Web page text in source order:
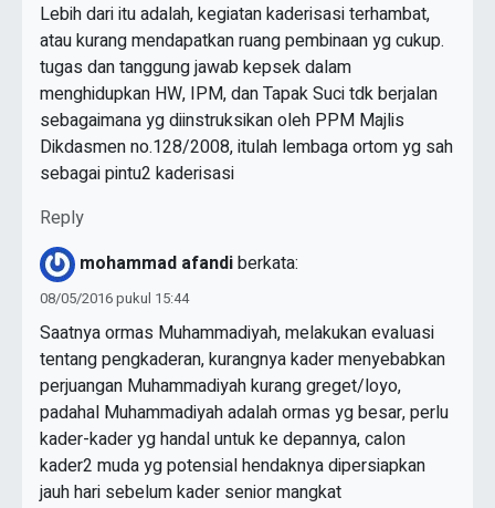
Lebih dari itu adalah, kegiatan kaderisasi terhambat,
atau kurang mendapatkan ruang pembinaan yg cukup.
tugas dan tanggung jawab kepsek dalam
menghidupkan HW, IPM, dan Tapak Suci tdk berjalan
sebagaimana yg diinstruksikan oleh PPM Majlis
Dikdasmen no.128/2008, itulah lembaga ortom yg sah
sebagai pintu2 kaderisasi
Reply
mohammad afandiberkata:
08/05/2016 pukul 15:44
Saatnya ormas Muhammadiyah, melakukan evaluasi
tentang pengkaderan, kurangnya kader menyebabkan
perjuangan Muhammadiyah kurang greget/loyo,
padahal Muhammadiyah adalah ormas yg besar, perlu
kader-kader yg handal untuk ke depannya, calon
kader2 muda yg potensial hendaknya dipersiapkan
jauh hari sebelum kader senior mangkat